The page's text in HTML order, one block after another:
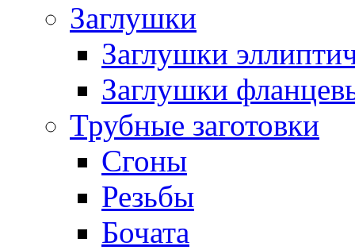
Заглушки
Заглушки
Заглушки
Трубные заготовки
Cгоны
Резьбы
Бочата